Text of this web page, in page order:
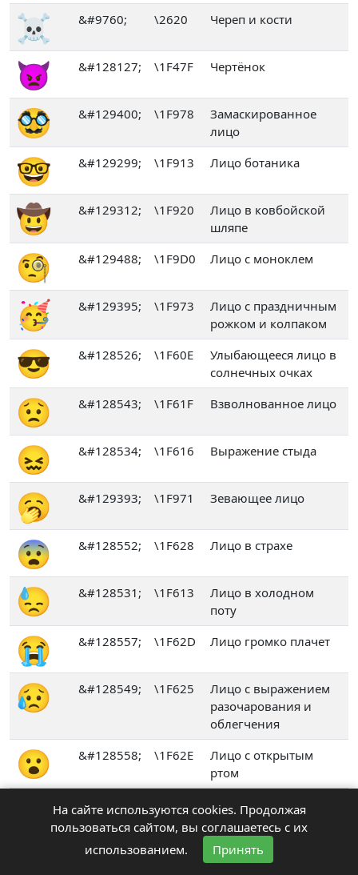
☠ &#9760; \2620 Череп и кости
👿 &#128127; \1F47F Чертёнок
🥸 &#129400; \1F978
Замаскированное
лицо
🤓 &#129299; \1F913 Лицо ботаника
🤠 &#129312; \1F920
Лицо в ковбойской
шляпе
🧐 &#129488; \1F9D0 Лицо с моноклем
🥳 &#129395; \1F973
Лицо с праздничным
рожком и колпаком
😎 &#128526; \1F60E
Улыбающееся лицо в
солнечных очках
😟 &#128543; \1F61F Взволнованное лицо
😖 &#128534; \1F616 Выражение стыда
🥱 &#129393; \1F971 Зевающее лицо
😨 &#128552; \1F628 Лицо в страхе
😓 &#128531; \1F613
Лицо в холодном
поту
😭 &#128557; \1F62D Лицо громко плачет
😥 &#128549; \1F625
Лицо с выражением
разочарования и
облегчения
😮 &#128558; \1F62E
Лицо с открытым
ртом
&#128560;
Лицо с открытым
ртом в холодном поту
&#129402; \1F97A
Лицо с умоляющими
На сайте используются cookies. Продолжая
пользоваться сайтом, вы соглашаетесь с их
использованием.
Принять